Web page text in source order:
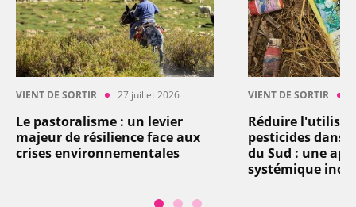
VIENT DE SORTIR 27 juillet 2026
Le pastoralisme : un levier
majeur de résilience face aux
crises environnementales
VIENT DE SORTIR
Réduire
pesticides dans
du Sud : une
systémique